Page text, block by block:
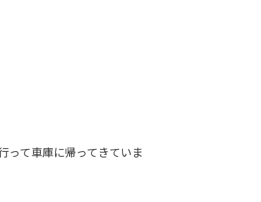
って車庫に帰ってきていま